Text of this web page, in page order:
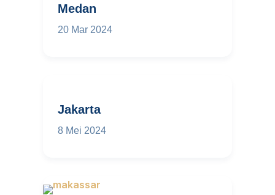
Medan
20 Mar 2024
Jakarta
8 Mei 2024